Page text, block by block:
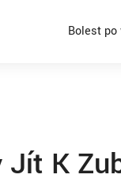
Bolest po
Jít K